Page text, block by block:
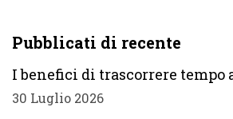
Pubblicati di recente
I benefici di trascorrere tempo
30 Luglio 2026